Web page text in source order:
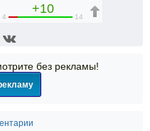
+10
4 14
без рекламы!